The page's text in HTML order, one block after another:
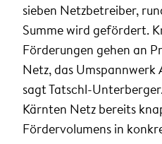
sieben Netzbetreiber,
Summe wird gefördert.
Förderungen gehen an
Netz, das Umspannwerk
sagt Tatschl-
Kärnten Netz bereits
Fördervolumens in